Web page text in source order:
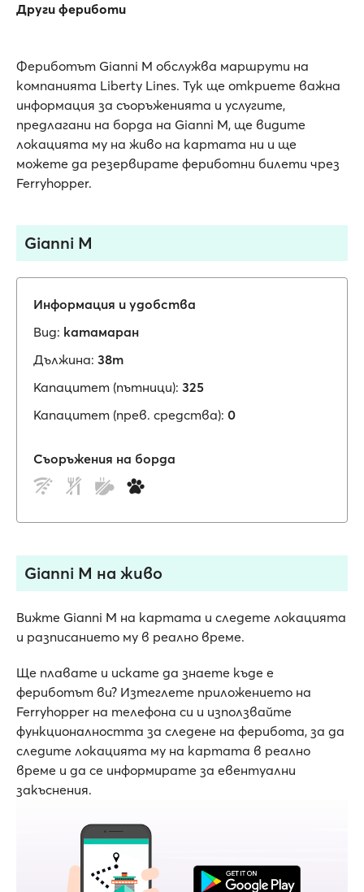
Други фериботи
Фериботът Gianni M обслужва маршрути на
компанията Liberty Lines. Тук ще откриете важна
информация за съоръженията и услугите,
предлагани на борда на Gianni M, ще видите
локацията му на живо на картата ни и ще
можете да резервирате фериботни билети чрез
Ferryhopper.
Gianni M
Информация и удобства
Вид: катамаран
Дължина: 38m
Капацитет (пътници): 325
Капацитет (прев. средства): 0
Съоръжения на борда
Gianni M на живо
Вижте Gianni M на картата и следете локацията
и разписанието му в реално време.
Ще плавате и искате да знаете къде е
фериботът ви? Изтеглете приложението на
Ferryhopper на телефона си и използвайте
функционалността за следене на ферибота, за да
следите локацията му на картата в реално
време и да се информирате за евентуални
закъснения.